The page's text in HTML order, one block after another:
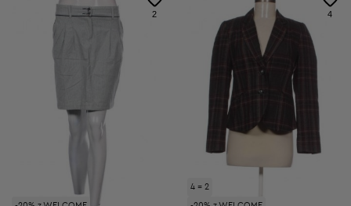
2
4 = 2
4